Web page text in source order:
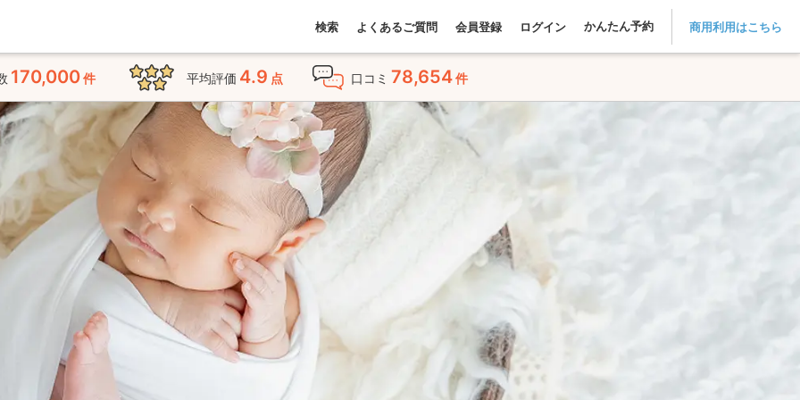
検索 よくあるご質問 会員登録 ログイン かんたん予約 商用利用はこちら
170,000件 平均評価 4.9 点 口コミ 78,654件